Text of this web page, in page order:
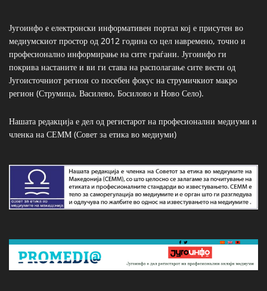
Југоинфо е електронски информативен портал кој е присутен во
медиумскиот простор од 2012 година со цел навремено, точно и
професионално информирање на сите граѓани. Југоинфо ги
покрива настаните и ви ги става на располагање сите вести од
Југоисточниот регион со посебен фокус на струмичкиот макро
регион (Струмица, Василево, Босилово и Ново Село).
Нашата редакција е дел од регистарот на професионални медиуми и
членка на СЕММ (Совет за етика во медиуми)